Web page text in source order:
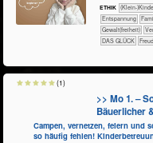
ETHIK (Klein-
​​​​​​​​​​​​​Entspannung
​​​​Gewalt(freiheit)
DAS GLÜCK
>> Mo 1. –
Bäuerlicher
Campen, vernetzen, feiern und
so häufig fehlen!
(1)